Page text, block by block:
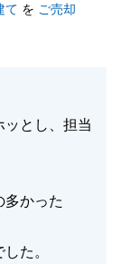
の方がいら
すと幸いで
う、よろし
て を ご売却
とし、担当
多かった
た。